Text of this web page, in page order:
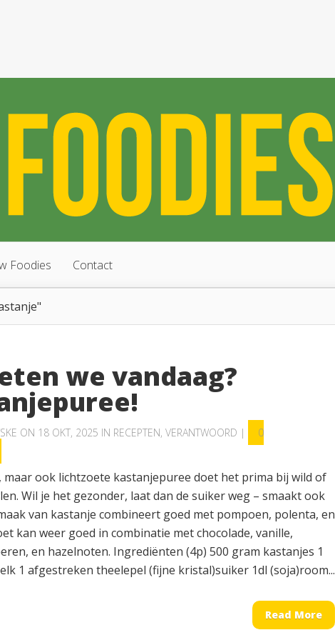
Foodies Contact
we vandaag?
ON 18 OKT, 2025 IN RECEPTEN, VERANTWOORD |
0
maar ook lichtzoete kastanjepuree doet het prima bij wild of
Wil je het gezonder, laat dan de suiker weg – smaakt ook
van kastanje combineert goed met pompoen, polenta, en
kan weer goed in combinatie met chocolade, vanille,
en hazelnoten. Ingrediënten (4p) 500 gram kastanjes 1
1 afgestreken theelepel (fijne kristal)suiker 1dl (soja)room...
Read More